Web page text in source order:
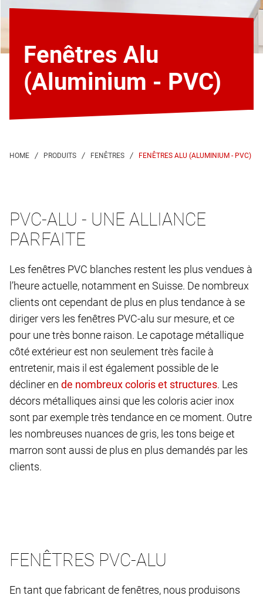
Fenêtres Alu
(Aluminium - PVC)
FENÊTRES ALU (ALUMINIUM - PVC)
PVC-ALU - UNE ALLIANCE
PARFAITE
Les fenêtres PVC blanches restent les plus vendues à
l’heure actuelle, notamment en Suisse. De nombreux
clients ont cependant de plus en plus tendance à se
diriger vers les fenêtres PVC-alu sur mesure, et ce
pour une très bonne raison. Le capotage métallique
côté extérieur est non seulement très facile à
entretenir, mais il est également possible de le
décliner en
. Les
décors métalliques ainsi que les coloris acier inox
sont par exemple très tendance en ce moment. Outre
les nombreuses nuances de gris, les tons beige et
marron sont aussi de plus en plus demandés par les
clients.
FENÊTRES PVC-ALU
En tant que fabricant de fenêtres, nous produisons